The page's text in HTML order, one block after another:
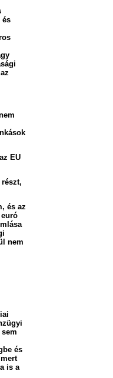
és
EU
és az
nem
és
is a